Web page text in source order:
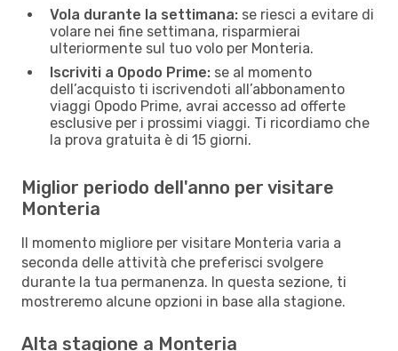
Vola durante la settimana: se riesci a evitare di
volare nei fine settimana, risparmierai
ulteriormente sul tuo volo per Monteria.
Iscriviti a Opodo Prime: se al momento
dell’acquisto ti iscrivendoti all’abbonamento
viaggi Opodo Prime, avrai accesso ad offerte
esclusive per i prossimi viaggi. Ti ricordiamo che
la prova gratuita è di 15 giorni.
Miglior periodo dell'anno per visitare
Monteria
Il momento migliore per visitare Monteria varia a
seconda delle attività che preferisci svolgere
durante la tua permanenza. In questa sezione, ti
mostreremo alcune opzioni in base alla stagione.
Alta stagione a Monteria